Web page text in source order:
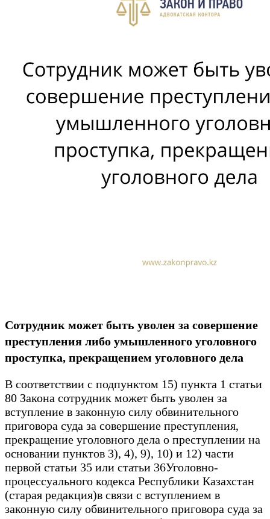
Сотрудник может быть уволен за совершение
преступления либо умышленного уголовного
проступка, прекращением уголовного дела
В соответствии с подпунктом 15) пункта 1 статьи
80 Закона сотрудник может быть уволен за
вступление в законную силу обвинительного
приговора суда за совершение преступления,
прекращение уголовного дела о преступлении на
основании пунктов 3), 4), 9), 10) и 12) части
первой статьи 35 или статьи 36Уголовно-
процессуального кодекса Республики Казахстан
(старая редакция)в связи с вступлением в
законную силу обвинительного приговора суда за